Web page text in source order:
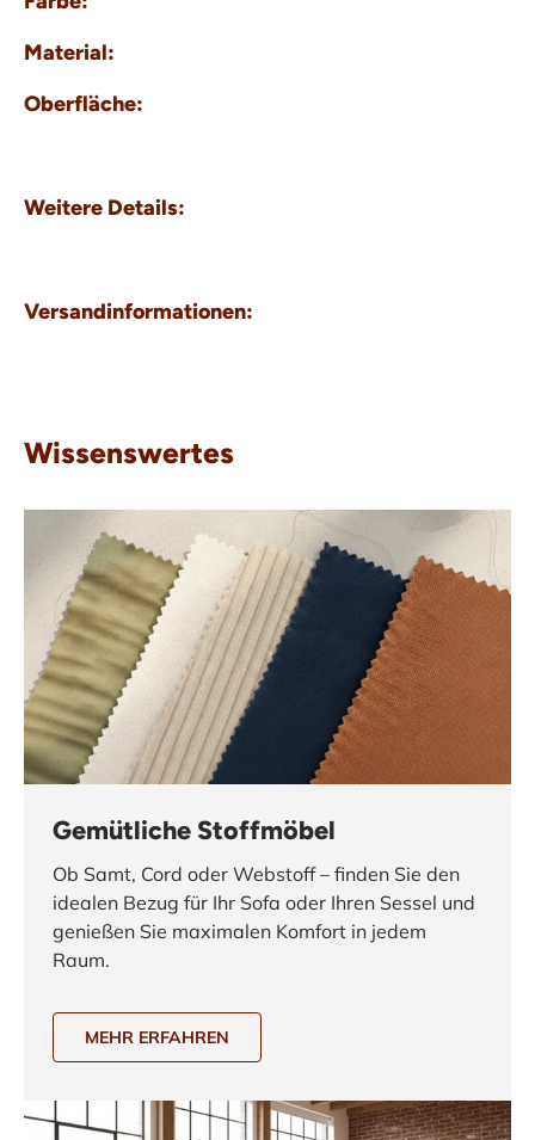
Material:
Oberfläche:
Weitere Details:
Versandinformationen:
Wissenswertes
Gemütliche Stoffmöbel
Ob Samt, Cord oder Webstoff – finden Sie den
idealen Bezug für Ihr Sofa oder Ihren Sessel und
genießen Sie maximalen Komfort in jedem
Raum.
MEHR ERFAHREN